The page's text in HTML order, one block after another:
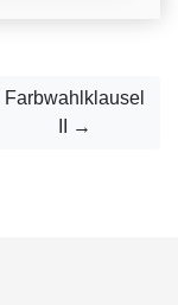
Farbwahlklausel
II →